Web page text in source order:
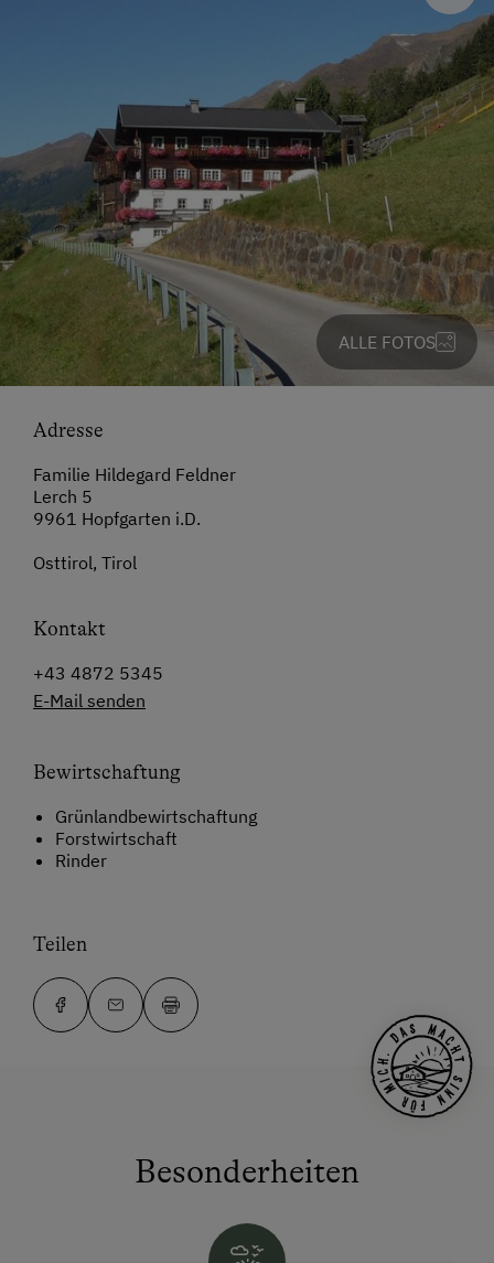
ALLE FOTOS
Adresse
Familie Hildegard Feldner
Lerch 5
9961 Hopfgarten i.D.
Osttirol, Tirol
Kontakt
+43 4872 5345
E-Mail senden
Bewirtschaftung
Grünlandbewirtschaftung
Forstwirtschaft
Rinder
Teilen
Besonderheiten